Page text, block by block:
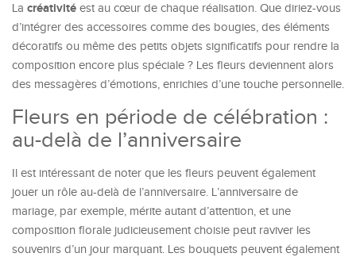
La créativité est au cœur de chaque réalisation. Que diriez-vous
d’intégrer des accessoires comme des bougies, des éléments
décoratifs ou même des petits objets significatifs pour rendre la
composition encore plus spéciale ? Les fleurs deviennent alors
des messagères d’émotions, enrichies d’une touche personnelle.
Fleurs en période de célébration :
au-delà de l’anniversaire
Il est intéressant de noter que les fleurs peuvent également
jouer un rôle au-delà de l’anniversaire. L’anniversaire de
mariage, par exemple, mérite autant d’attention, et une
composition florale judicieusement choisie peut raviver les
souvenirs d’un jour marquant. Les bouquets peuvent également